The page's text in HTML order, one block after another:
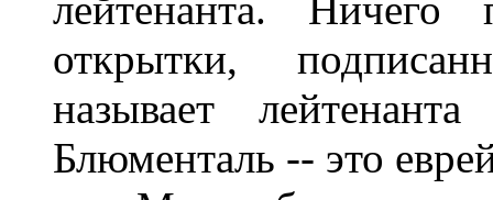
лейтенанта. Ничего
открытки,
называет
Блюменталь -- это